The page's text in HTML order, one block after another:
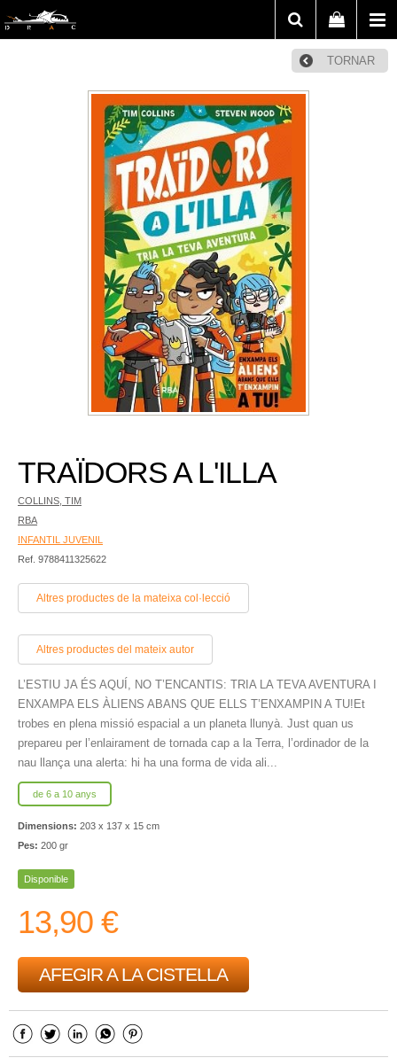
TORNAR
TRAÏDORS A L'ILLA
COLLINS, TIM
RBA
INFANTIL JUVENIL
Ref. 9788411325622
Altres productes de la mateixa col·lecció
Altres productes del mateix autor
L’ESTIU JA ÉS AQUÍ, NO T’ENCANTIS: TRIA LA TEVA AVENTURA I
ENXAMPA ELS ÀLIENS ABANS QUE ELLS T’ENXAMPIN A TU!Et
trobes en plena missió espacial a un planeta llunyà. Just quan us
prepareu per l’enlairament de tornada cap a la Terra, l’ordinador de la
nau llança una alerta: hi ha una forma de vida ali...
de 6 a 10 anys
Dimensions: 203 x 137 x 15 cm
Pes: 200 gr
Disponible
13,90 €
AFEGIR A LA CISTELLA